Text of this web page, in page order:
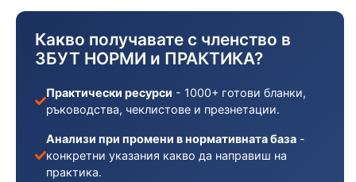
Какво получавате с членство в
ЗБУТ НОРМИ и ПРАКТИКА?
Практически ресурси - 1000+ готови бланки,
ръководства, чеклистове и презнетации.
Анализи при промени в нормативната база -
конкретни указания какво да направиш на
практика.